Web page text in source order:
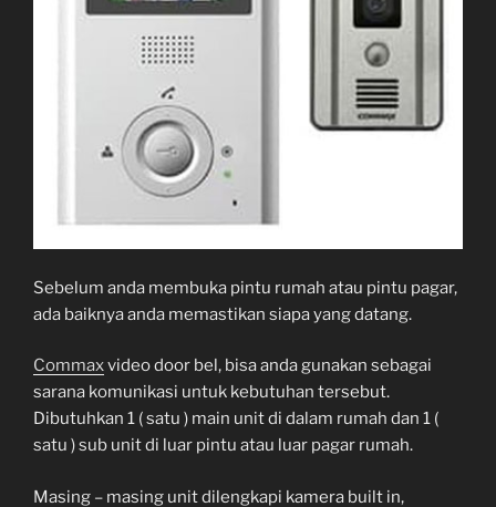
Sebelum anda membuka pintu rumah atau pintu pagar,
ada baiknya anda memastikan siapa yang datang.
Commaxvideo door bel, bisa anda gunakan sebagai
sarana komunikasi untuk kebutuhan tersebut.
Dibutuhkan 1 ( satu ) main unit di dalam rumah dan 1 (
satu ) sub unit di luar pintu atau luar pagar rumah.
Masing – masing unit dilengkapi kamera built in,